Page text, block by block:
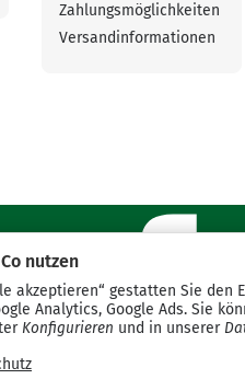
Zahlungsmöglichkeiten
Versandinformationen
nutzen
akzeptieren“ gestatten Sie den
Analytics, Google Ads. Sie
Konfigurieren und in unserer